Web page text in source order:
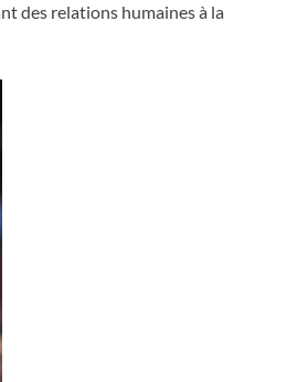
des relations humaines à la